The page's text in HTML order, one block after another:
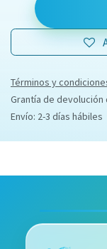
Términos y
Grantía de devolución
Envío: 2-3 días hábiles